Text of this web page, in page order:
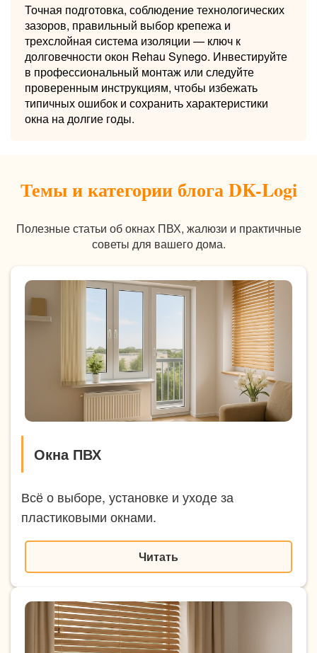
Точная подготовка, соблюдение технологических
зазоров, правильный выбор крепежа и
трехслойная система изоляции — ключ к
долговечности окон Rehau Synego. Инвестируйте
в профессиональный монтаж или следуйте
проверенным инструкциям, чтобы избежать
типичных ошибок и сохранить характеристики
окна на долгие годы.
Темы и категории блога DK-Logi
Полезные статьи об окнах ПВХ, жалюзи и практичные
советы для вашего дома.
Окна ПВХ
Всё о выборе, установке и уходе за
пластиковыми окнами.
Читать